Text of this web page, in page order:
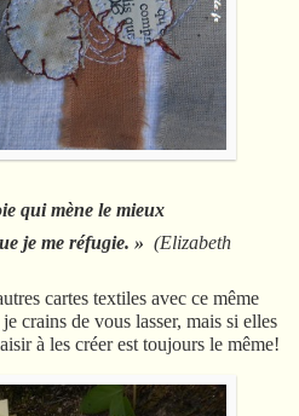
qui mène le mieux
je me réfugie. » (Elizabeth
cartes textiles avec ce même
crains de vous lasser, mais si elles
à les créer est toujours le même!